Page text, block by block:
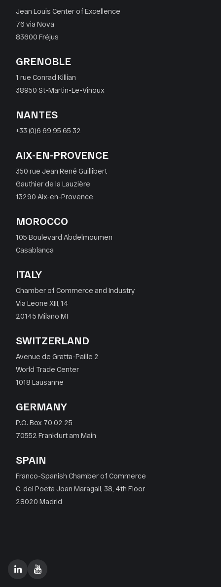
Jean Louis Center of Excellence
76 via Nova
83600 Fréjus
GRENOBLE
1 rue Conrad Killian
38950 St-Martin-Le-Vinoux
NANTES
+33 (0)6 69 95 65 32
AIX-EN-PROVENCE
350 rue Jean René Guillibert
Gauthier de la Lauzière
13290 Aix-en-Provence
MOROCCO
105 Boulevard Abdelmoumen
Casablanca
ITALY
Chamber of Commerce and Industry
Via Leone XIII, 14
20145 Milano MI
SWITZERLAND
Avenue de Gratta-Paille 2
World Trade Center
1018 Lausanne
GERMANY
P.O. Box 70 02 25
70552 Frankfurt am Main
SPAIN
Franco-Spanish Chamber of Commerce
C. del Poeta Joan Maragall, 38, 4th Floor
28020 Madrid